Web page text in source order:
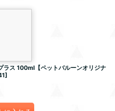
ラス 100ml【ペットバルーンオリジナ
]